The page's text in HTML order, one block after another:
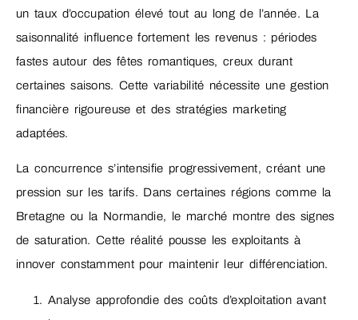
un taux d’occupation élevé tout au long de l’année. La
saisonnalité influence fortement les revenus : périodes
fastes autour des fêtes romantiques, creux durant
certaines saisons. Cette variabilité nécessite une gestion
financière rigoureuse et des stratégies marketing
adaptées.
La concurrence s’intensifie progressivement, créant une
pression sur les tarifs. Dans certaines régions comme la
Bretagne ou la Normandie, le marché montre des signes
de saturation. Cette réalité pousse les exploitants à
innover constamment pour maintenir leur différenciation.
Analyse approfondie des coûts d’exploitation avant